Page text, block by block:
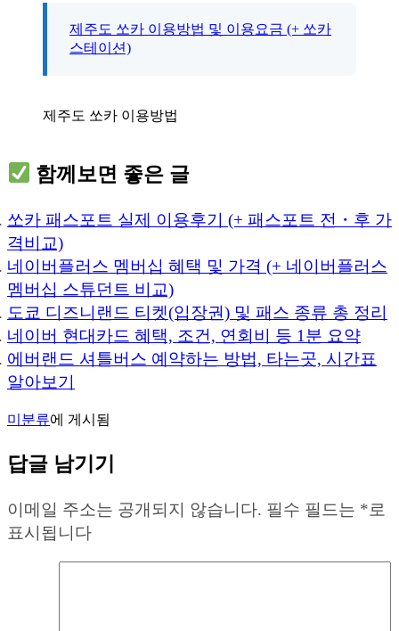
제주도 쏘카 이용방법 및 이용요금 (+ 쏘카
스테이션)
제주도 쏘카 이용방법
함께보면 좋은 글
쏘카 패스포트 실제 이용후기 (+ 패스포트 전・후 가
격비교)
네이버플러스 멤버십 혜택 및 가격 (+ 네이버플러스
멤버십 스튜던트 비교)
도쿄 디즈니랜드 티켓(입장권) 및 패스 종류 총 정리
네이버 현대카드 혜택, 조건, 연회비 등 1분 요약
에버랜드 셔틀버스 예약하는 방법, 타는곳, 시간표
알아보기
미분류에 게시됨
답글 남기기
이메일 주소는 공개되지 않습니다. 필수 필드는 *로
표시됩니다